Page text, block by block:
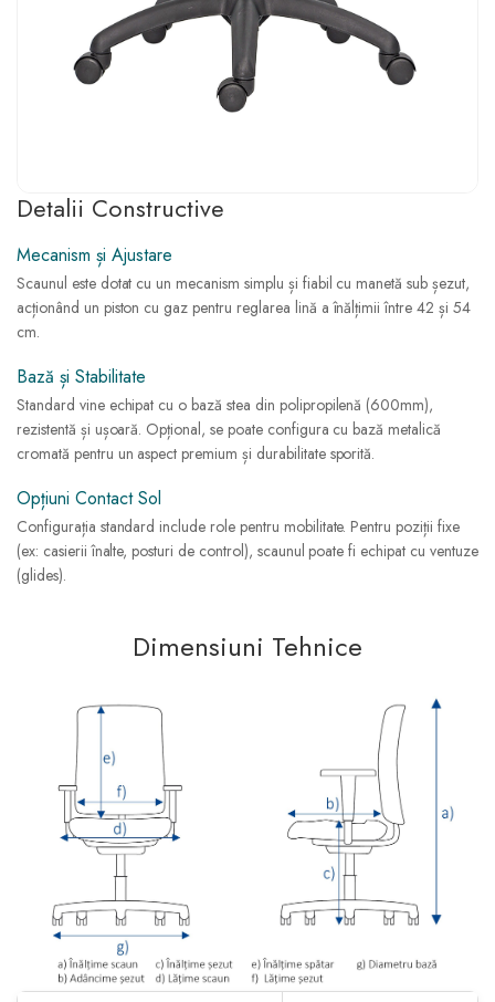
Detalii Constructive
Mecanism și Ajustare
Scaunul este dotat cu un mecanism simplu și fiabil cu manetă sub șezut,
acționând un piston cu gaz pentru reglarea lină a înălțimii între 42 și 54
cm.
Bază și Stabilitate
Standard vine echipat cu o bază stea din polipropilenă (600mm),
rezistentă și ușoară. Opțional, se poate configura cu bază metalică
cromată pentru un aspect premium și durabilitate sporită.
Opțiuni Contact Sol
Configurația standard include role pentru mobilitate. Pentru poziții fixe
(ex: casierii înalte, posturi de control), scaunul poate fi echipat cu ventuze
(glides).
Dimensiuni Tehnice